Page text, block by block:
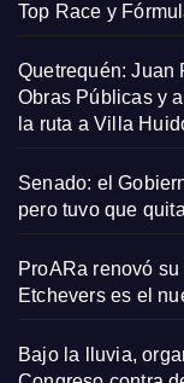
Top Race y
Quetrequén: Juan
Obras Públicas y
la ruta a Villa
Senado: el
pero tuvo que
ProARa renovó
Etchevers es el
Bajo la lluvia,